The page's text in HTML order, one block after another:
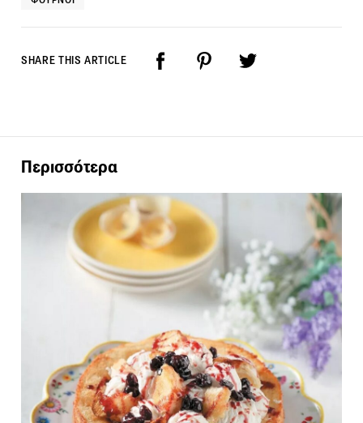
SHARE THIS ARTICLE
Περισσότερα